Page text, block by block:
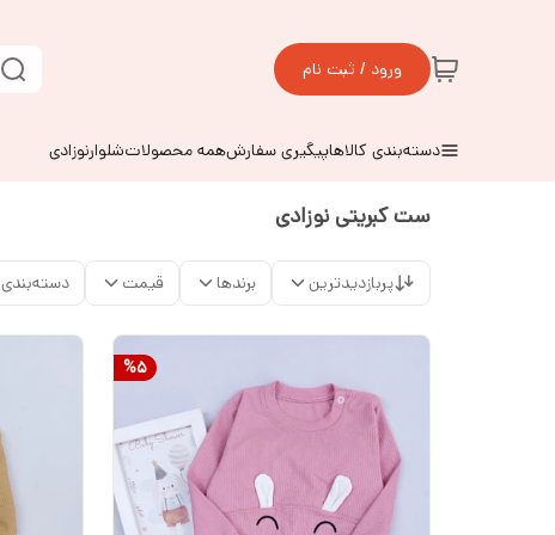
ورود / ثبت نام
دسته‌بندی کالاهاپیگیری سفارشهمه محصولاتشلوارنوزادی
ست کبریتی نوزادی
پربازدیدترین برندها قیمت دسته‌بندی
%5